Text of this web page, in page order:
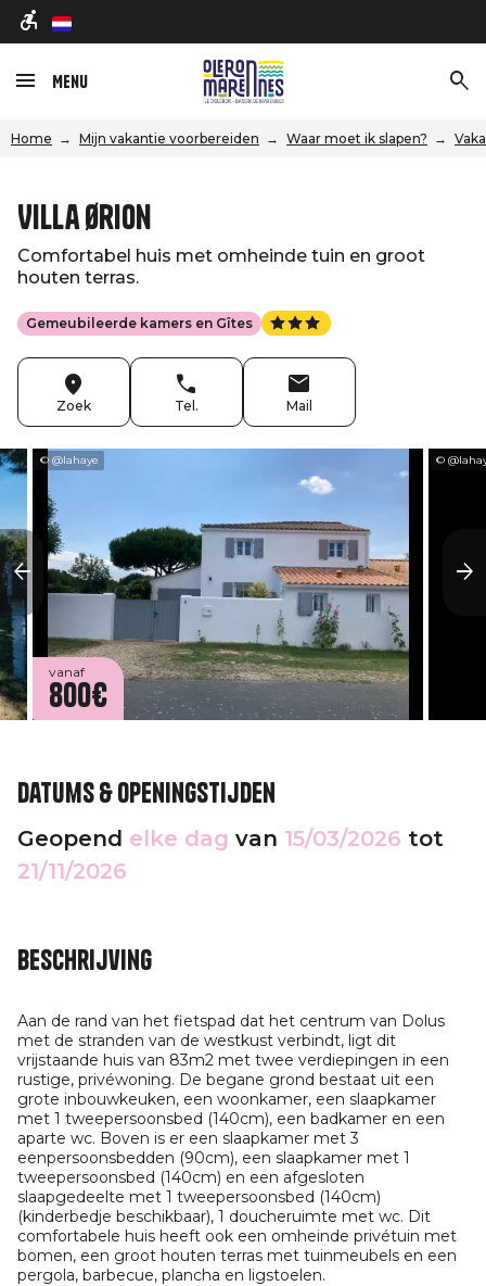
nl
Menu
Home Mijn vakantie voorbereiden Waar moet ik slapen?
Villa Ørion
Comfortabel huis met omheinde tuin en groot
houten terras.
Gemeubileerde kamers en Gîtes
Zoek Tel. Mail
© @lahaye ©
vanaf
800€
Datums & openingstijden
Geopend elke dag van 15/03/2026 tot
21/11/2026
Beschrijving
Aan de rand van het fietspad dat het centrum van Dolus
met de stranden van de westkust verbindt, ligt dit
vrijstaande huis van 83m2 met twee verdiepingen in een
rustige, privéwoning. De begane grond bestaat uit een
grote inbouwkeuken, een woonkamer, een slaapkamer
met 1 tweepersoonsbed (140cm), een badkamer en een
aparte wc. Boven is er een slaapkamer met 3
eenpersoonsbedden (90cm), een slaapkamer met 1
tweepersoonsbed (140cm) en een afgesloten
slaapgedeelte met 1 tweepersoonsbed (140cm)
(kinderbedje beschikbaar), 1 doucheruimte met wc. Dit
comfortabele huis heeft ook een omheinde privétuin met
bomen, een groot houten terras met tuinmeubels en een
pergola, barbecue, plancha en ligstoelen.